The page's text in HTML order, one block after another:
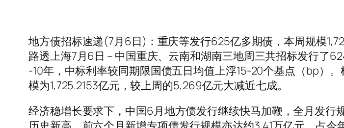
地方债招标速递(7月6日)：重庆等发行625亿多期债，本周规模
路透上海7月6日 – 中国重庆、云南和湖南三地周三共招标发行了
-10年，中标利率较同期限国债五日均值上浮15-20个基点（bp）
模为1,725.2153亿元，较上周的5,269亿元大减近七成。
经济稳增长要求下，中国6月地方债发行继续快马加鞭，全月发行